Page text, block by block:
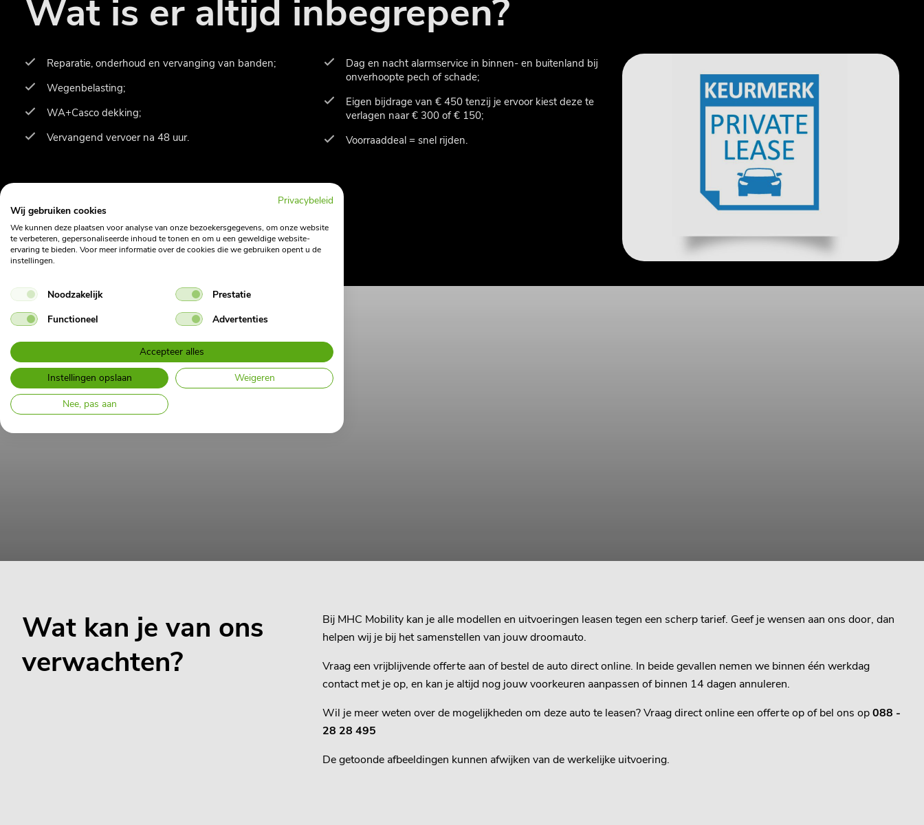
Wat is er altijd inbegrepen?
Reparatie, onderhoud en vervanging van banden;
Wegenbelasting;
WA+Casco dekking;
Vervangend vervoer na 48 uur.
Dag en nacht alarmservice in binnen- en buitenland bij
onverhoopte pech of schade;
Eigen bijdrage van € 450 tenzij je ervoor kiest deze te
verlagen naar € 300 of € 150;
Voorraaddeal = snel rijden.
Wat kan je van ons
verwachten?
Bij MHC Mobility kan je alle modellen en uitvoeringen leasen tegen een scherp tarief. Geef je wensen aan ons door, dan
helpen wij je bij het samenstellen van jouw droomauto.
Vraag een vrijblijvende offerte aan of bestel de auto direct online. In beide gevallen nemen we binnen één werkdag
contact met je op, en kan je altijd nog jouw voorkeuren aanpassen of binnen 14 dagen annuleren.
Wil je meer weten over de mogelijkheden om deze auto te leasen? Vraag direct online een offerte op of bel ons op088 -
28 28 495
De getoonde afbeeldingen kunnen afwijken van de werkelijke uitvoering.
Privacybeleid
Wij gebruiken cookies
We kunnen deze plaatsen voor analyse van onze bezoekersgegevens, om onze website
te verbeteren, gepersonaliseerde inhoud te tonen en om u een geweldige website-
ervaring te bieden. Voor meer informatie over de cookies die we gebruiken opent u de
instellingen.
Noodzakelijk
Prestatie
Functioneel
Advertenties
Accepteer alles
Instellingen opslaan
Weigeren
Nee, pas aan